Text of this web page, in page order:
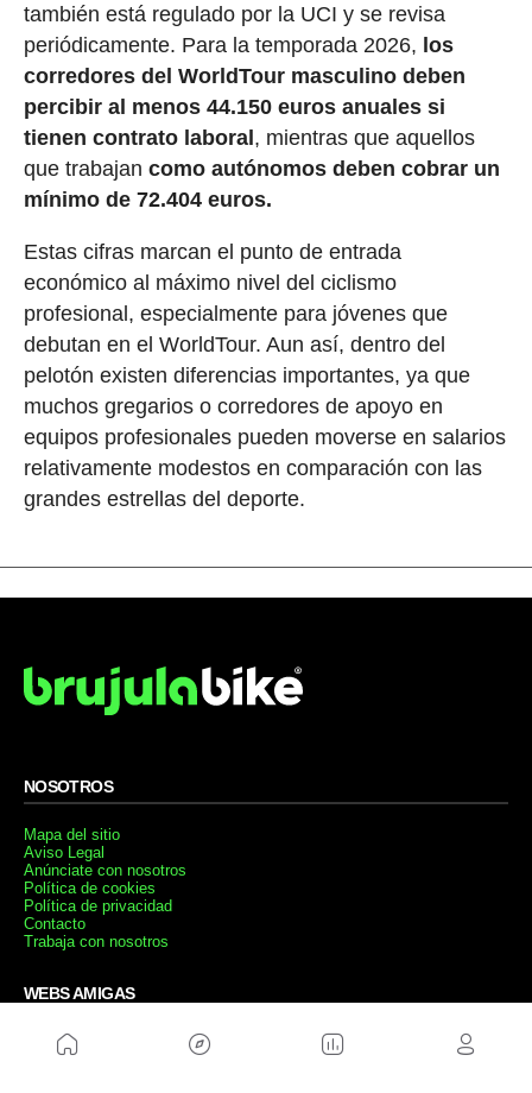
también está regulado por la UCI y se revisa
periódicamente. Para la temporada 2026, los
corredores del WorldTour masculino deben
percibir al menos 44.150 euros anuales si
tienen contrato laboral, mientras que aquellos
que trabajan como autónomos deben cobrar un
mínimo de 72.404 euros.
Estas cifras marcan el punto de entrada
económico al máximo nivel del ciclismo
profesional, especialmente para jóvenes que
debutan en el WorldTour. Aun así, dentro del
pelotón existen diferencias importantes, ya que
muchos gregarios o corredores de apoyo en
equipos profesionales pueden moverse en salarios
relativamente modestos en comparación con las
grandes estrellas del deporte.
NOSOTROS
Mapa del sitio
Aviso Legal
Anúnciate con nosotros
Política de cookies
Política de privacidad
Contacto
Trabaja con nosotros
WEBS AMIGAS
MusickMag